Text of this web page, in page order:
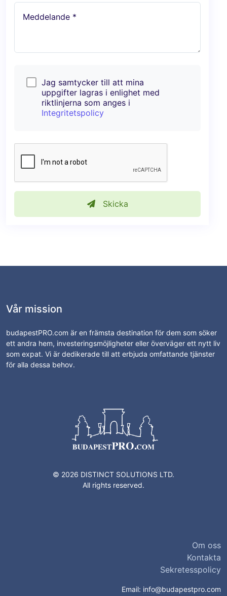
Meddelande *
Jag samtycker till att mina
uppgifter lagras i enlighet med
riktlinjerna som anges i
Integritetspolicy
Skicka
Vår mission
budapestPRO.com är en främsta destination för dem som söker
ett andra hem, investeringsmöjligheter eller överväger ett nytt liv
som expat. Vi är dedikerade till att erbjuda omfattande tjänster
för alla dessa behov.
© 2026 DISTINCT SOLUTIONS LTD.
All rights reserved.
Om oss
Kontakta
Sekretesspolicy
Email: info@budapestpro.com